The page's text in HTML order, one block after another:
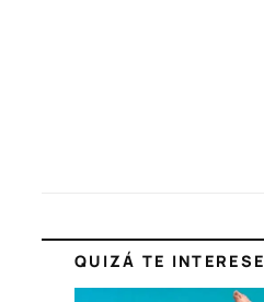
QUIZÁ TE INTERESE